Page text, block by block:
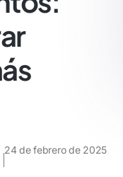
24 de febrero de 2025